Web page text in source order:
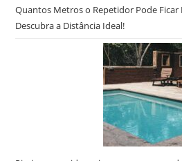
Quantos Metros o Repetidor Pode Ficar
Descubra a Distância Ideal!